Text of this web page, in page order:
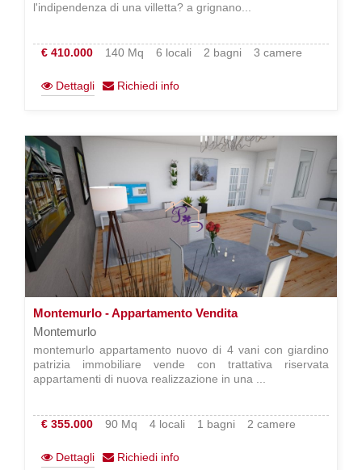
l'indipendenza di una villetta? a grignano...
€ 410.000 140 Mq 6 locali 2 bagni 3 camere
Dettagli Richiedi info
Montemurlo - Appartamento Vendita
Montemurlo
montemurlo appartamento nuovo di 4 vani con giardino
patrizia immobiliare vende con trattativa riservata
appartamenti di nuova realizzazione in una ...
€ 355.000 90 Mq 4 locali 1 bagni 2 camere
Dettagli Richiedi info